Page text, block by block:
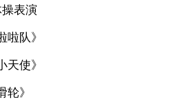
表演
啦队》
天使》
轮》